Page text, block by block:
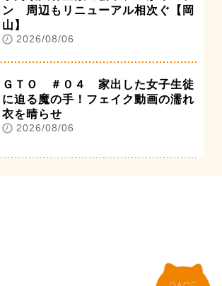
ン 周辺もリニューアル相次ぐ【岡
山】
2026/08/06
ＧＴＯ ＃０４ 家出した女子生徒
に迫る魔の手！フェイク動画の濡れ
衣を晴らせ
2026/08/06